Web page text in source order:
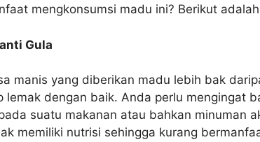
mengkonsumsi madu ini? Berikut
Gula
manis yang diberikan madu lebih bak
lemak dengan baik. Anda perlu mengingat
suatu makanan atau bahkan minuman
memiliki nutrisi sehingga kurang